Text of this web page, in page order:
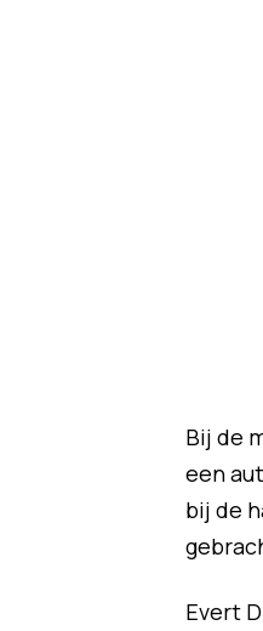
Bij de
een
bij de
Evert